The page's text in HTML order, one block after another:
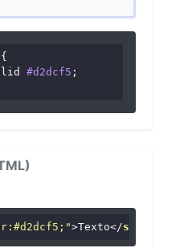
{
#d2dcf5 ;
>Texto</span